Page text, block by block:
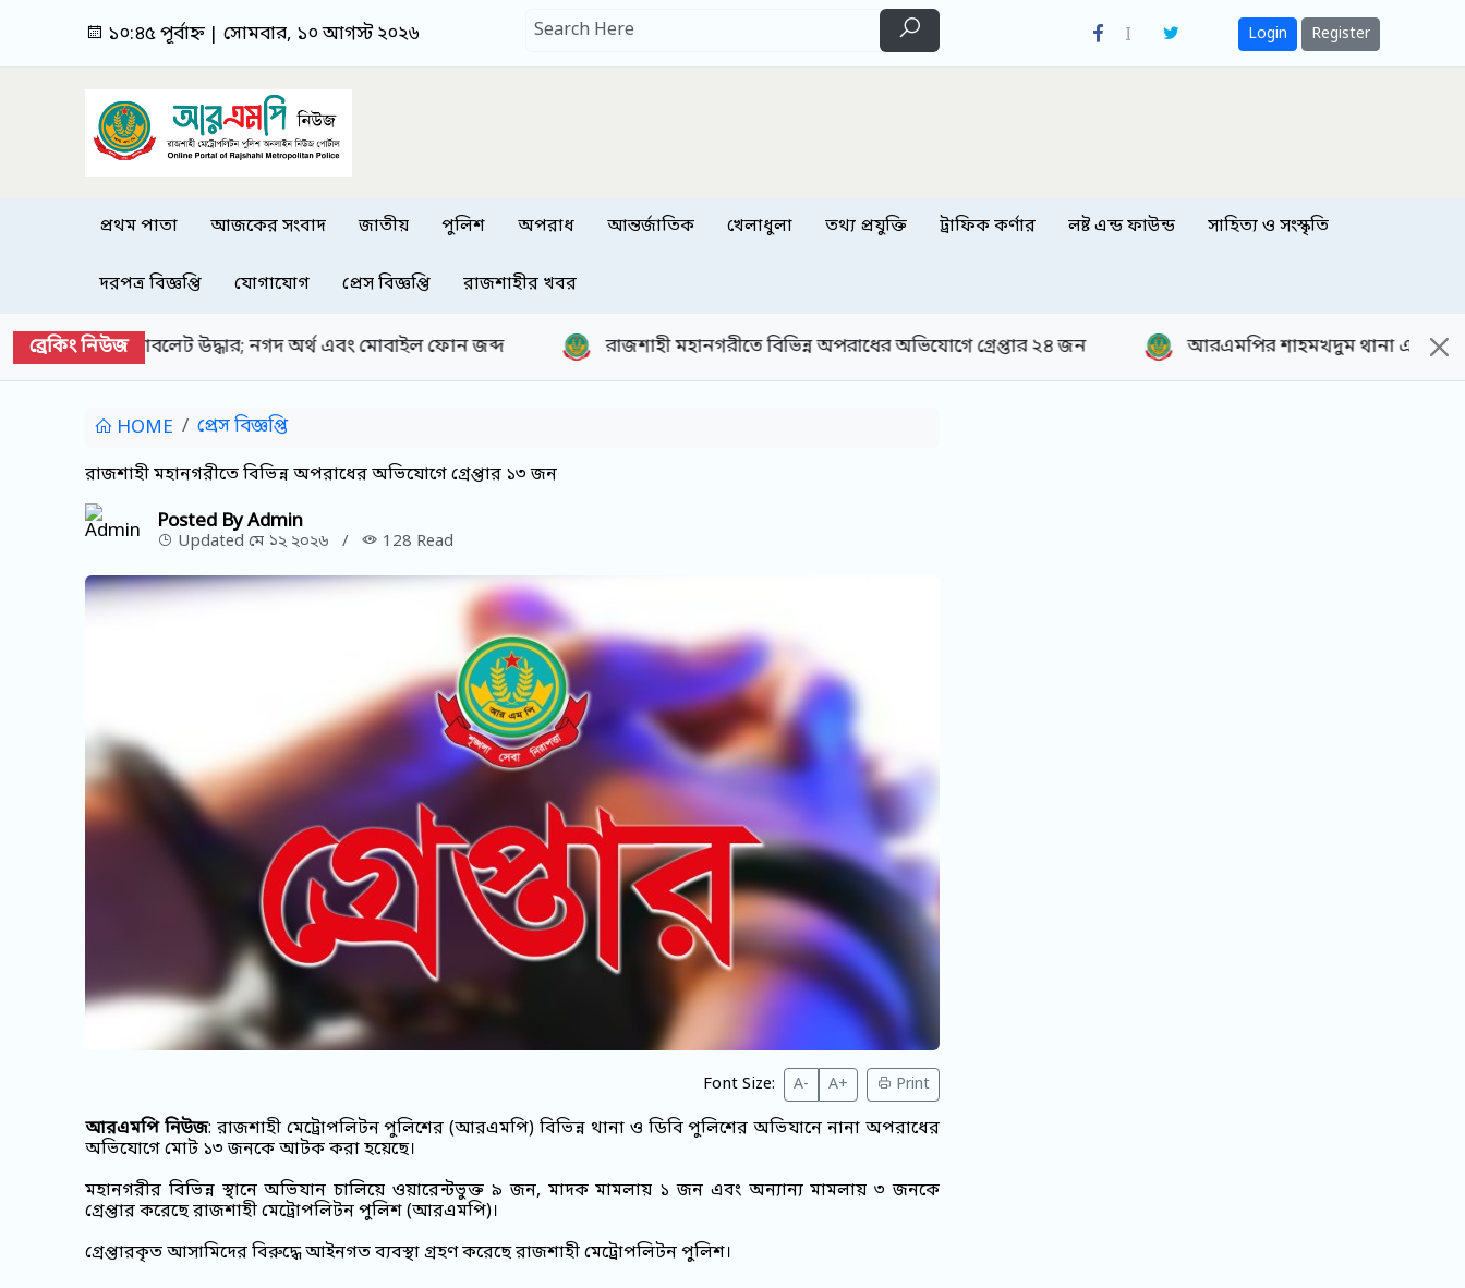
১০:৪৫ পূর্বাহ্ন | সোমবার, ১০ আগস্ট ২০২৬ Login Register
প্রথম পাতা আজকের সংবাদ জাতীয় পুলিশ অপরাধ আন্তর্জাতিক খেলাধুলা তথ্য প্রযুক্তি ট্রাফিক কর্ণার লষ্ট এন্ড ফাউন্ড সাহিত্য ও সংস্কৃতি
দরপত্র বিজ্ঞপ্তি যোগাযোগ প্রেস বিজ্ঞপ্তি রাজশাহীর খবর
ব্রেকিং নিউজ
উদ্ধার; নগদ অর্থ এবং মোবাইল ফোন জব্দ রাজশাহী মহানগরীতে বিভিন্ন অপরাধের অভিযোগে গ্রেপ্তার ২৪ জন আরএমপির শাহমখদুম থানা এলাকায় ভ্রাম্যমাণ আদালত
HOME প্রেস বিজ্ঞপ্তি
রাজশাহী মহানগরীতে বিভিন্ন অপরাধের অভিযোগে গ্রেপ্তার ১৩ জন
Posted By Admin
Updated মে ১২ ২০২৬ / 128 Read
Font Size: A- A+ Print
আরএমপি নিউজ: রাজশাহী মেট্রোপলিটন পুলিশের (আরএমপি) বিভিন্ন থানা ও ডিবি পুলিশের অভিযানে নানা অপরাধের
অভিযোগে মোট ১৩ জনকে আটক করা হয়েছে।
মহানগরীর বিভিন্ন স্থানে অভিযান চালিয়ে ওয়ারেন্টভুক্ত ৯ জন, মাদক মামলায় ১ জন এবং অন্যান্য মামলায় ৩ জনকে
গ্রেপ্তার করেছে রাজশাহী মেট্রোপলিটন পুলিশ (আরএমপি)।
গ্রেপ্তারকৃত আসামিদের বিরুদ্ধে আইনগত ব্যবস্থা গ্রহণ করেছে রাজশাহী মেট্রোপলিটন পুলিশ।